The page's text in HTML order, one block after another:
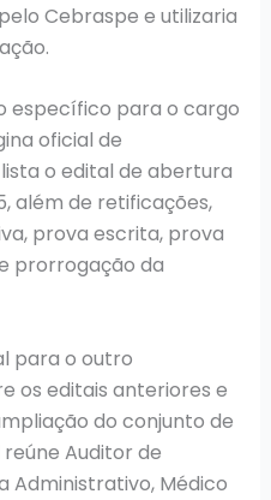
Cebraspe e utilizaria
específico para o cargo
oficial de
o edital de abertura
além de retificações,
prova escrita, prova
prorrogação da
para o outro
os editais anteriores e
do conjunto de
Auditor de
Administrativo, Médico